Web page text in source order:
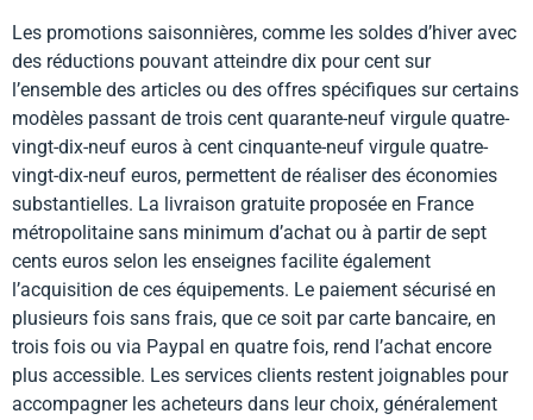
Les promotions saisonnières, comme les soldes d’hiver avec
des réductions pouvant atteindre dix pour cent sur
l’ensemble des articles ou des offres spécifiques sur certains
modèles passant de trois cent quarante-neuf virgule quatre-
vingt-dix-neuf euros à cent cinquante-neuf virgule quatre-
vingt-dix-neuf euros, permettent de réaliser des économies
substantielles. La livraison gratuite proposée en France
métropolitaine sans minimum d’achat ou à partir de sept
cents euros selon les enseignes facilite également
l’acquisition de ces équipements. Le paiement sécurisé en
plusieurs fois sans frais, que ce soit par carte bancaire, en
trois fois ou via Paypal en quatre fois, rend l’achat encore
plus accessible. Les services clients restent joignables pour
accompagner les acheteurs dans leur choix, généralement